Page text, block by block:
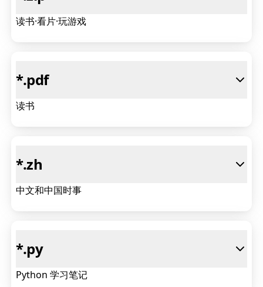
读书·看片·玩游戏
*.pdf
读书
*.zh
中文和中国时事
*.py
Python 学习笔记